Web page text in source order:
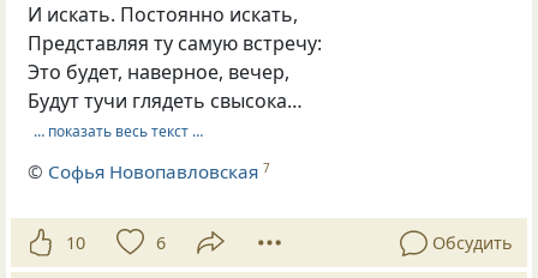
И искать. Постоянно искать,
Представляя ту самую встречу:
Это будет, наверное, вечер,
Будут тучи глядеть свысока…
… показать весь текст …
© Софья Новопавловская 7
10 6 Обсудить